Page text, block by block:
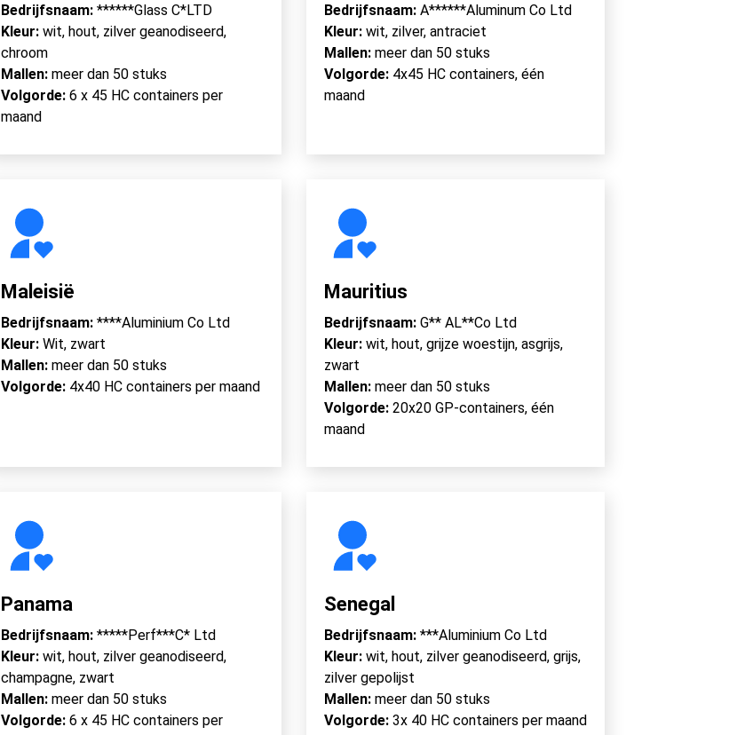
Bedrijfsnaam: ******Glass C*LTD
Kleur: wit, hout, zilver geanodiseerd,
chroom
Mallen: meer dan 50 stuks
Volgorde: 6 x 45 HC containers per
maand
Bedrijfsnaam: A******Aluminum Co Ltd
Kleur: wit, zilver, antraciet
Mallen: meer dan 50 stuks
Volgorde: 4x45 HC containers, één
maand
Maleisië
Bedrijfsnaam: ****Aluminium Co Ltd
Kleur: Wit, zwart
Mallen: meer dan 50 stuks
Volgorde: 4x40 HC containers per maand
Mauritius
Bedrijfsnaam: G** AL**Co Ltd
Kleur: wit, hout, grijze woestijn, asgrijs,
zwart
Mallen: meer dan 50 stuks
Volgorde: 20x20 GP-containers, één
maand
Panama
Bedrijfsnaam: *****Perf***C* Ltd
Kleur: wit, hout, zilver geanodiseerd,
champagne, zwart
Mallen: meer dan 50 stuks
Volgorde: 6 x 45 HC containers per
Senegal
Bedrijfsnaam: ***Aluminium Co Ltd
Kleur: wit, hout, zilver geanodiseerd, grijs,
zilver gepolijst
Mallen: meer dan 50 stuks
Volgorde: 3x 40 HC containers per maand